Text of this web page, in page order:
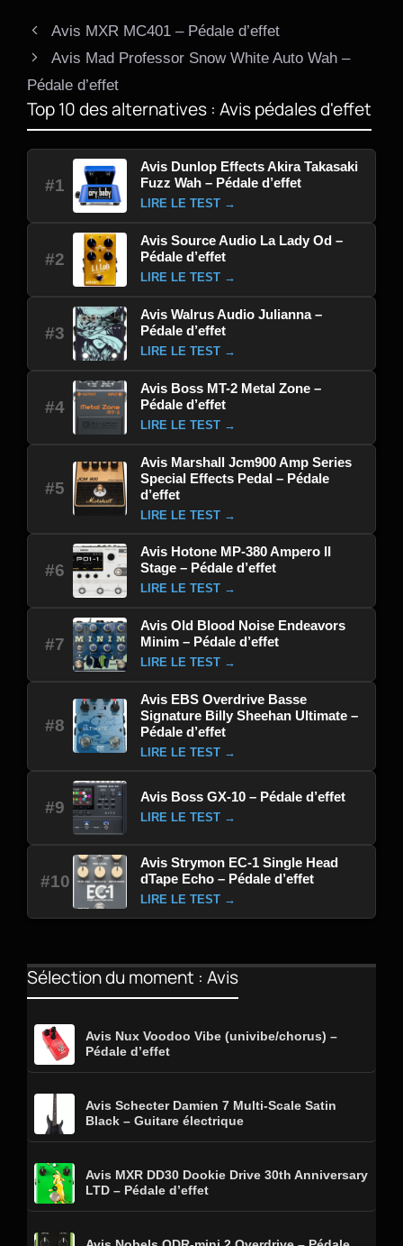
Avis MXR MC401 – Pédale d’effet
Avis Mad Professor Snow White Auto Wah –
Pédale d’effet
Top 10 des alternatives : Avis pédales d'effet
#1
Avis Dunlop Effects Akira Takasaki
Fuzz Wah – Pédale d’effet
LIRE LE TEST →
#2
Avis Source Audio La Lady Od –
Pédale d’effet
LIRE LE TEST →
#3
Avis Walrus Audio Julianna –
Pédale d’effet
LIRE LE TEST →
#4
Avis Boss MT-2 Metal Zone –
Pédale d’effet
LIRE LE TEST →
#5
Avis Marshall Jcm900 Amp Series
Special Effects Pedal – Pédale
d’effet
LIRE LE TEST →
#6
Avis Hotone MP-380 Ampero II
Stage – Pédale d’effet
LIRE LE TEST →
#7
Avis Old Blood Noise Endeavors
Minim – Pédale d’effet
LIRE LE TEST →
#8
Avis EBS Overdrive Basse
Signature Billy Sheehan Ultimate –
Pédale d’effet
LIRE LE TEST →
#9
Avis Boss GX-10 – Pédale d’effet
LIRE LE TEST →
#10
Avis Strymon EC-1 Single Head
dTape Echo – Pédale d’effet
LIRE LE TEST →
Sélection du moment : Avis
Avis Nux Voodoo Vibe (univibe/chorus) –
Pédale d’effet
Avis Schecter Damien 7 Multi-Scale Satin
Black – Guitare électrique
Avis MXR DD30 Dookie Drive 30th Anniversary
LTD – Pédale d’effet